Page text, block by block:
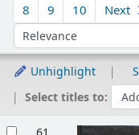
8
9 10 Next
Sort by:
Unhighlight
Select titles to: